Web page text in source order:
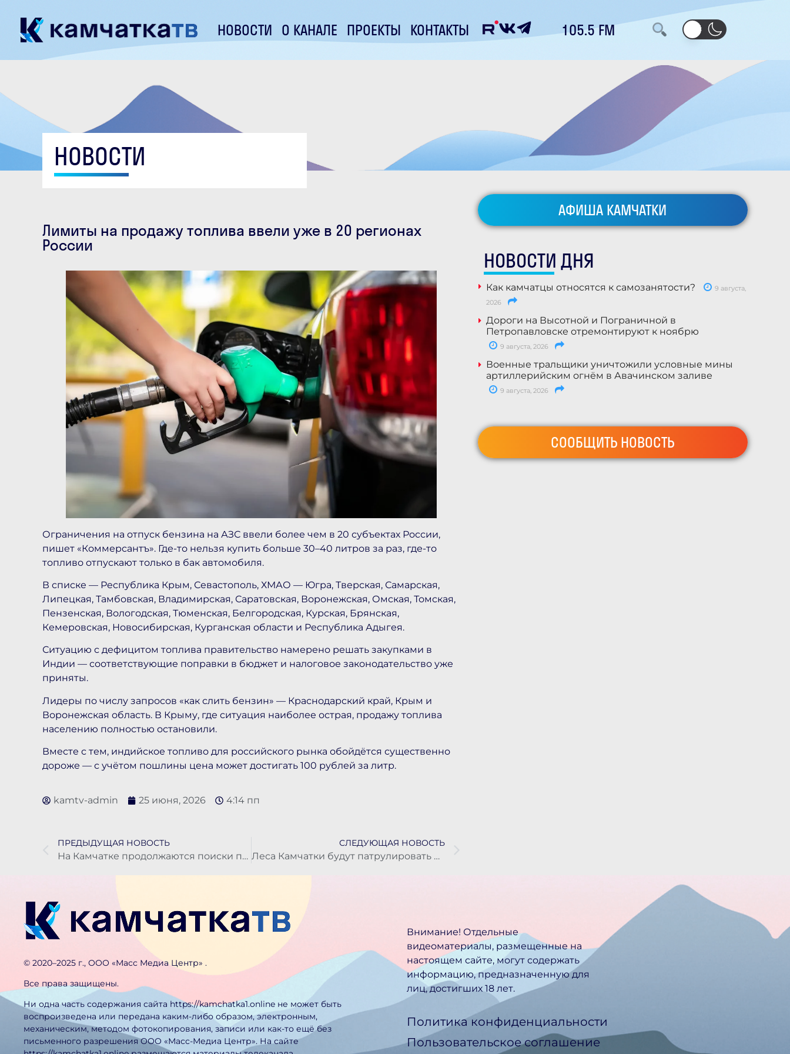
НОВОСТИ О КАНАЛЕ ПРОЕКТЫ КОНТАКТЫ 105.5 FM
НОВОСТИ
Лимиты на продажу топлива ввели уже в 20 регионах
России
Ограничения на отпуск бензина на АЗС ввели более чем в 20 субъектах России,
пишет «Коммерсантъ». Где-то нельзя купить больше 30–40 литров за раз, где-то
топливо отпускают только в бак автомобиля.
В списке — Республика Крым, Севастополь, ХМАО — Югра, Тверская, Самарская,
Липецкая, Тамбовская, Владимирская, Саратовская, Воронежская, Омская, Томская,
Пензенская, Вологодская, Тюменская, Белгородская, Курская, Брянская,
Кемеровская, Новосибирская, Курганская области и Республика Адыгея.
Ситуацию с дефицитом топлива правительство намерено решать закупками в
Индии — соответствующие поправки в бюджет и налоговое законодательство уже
приняты.
Лидеры по числу запросов «как слить бензин» — Краснодарский край, Крым и
Воронежская область. В Крыму, где ситуация наиболее острая, продажу топлива
населению полностью остановили.
Вместе с тем, индийское топливо для российского рынка обойдётся существенно
дороже — с учётом пошлины цена может достигать 100 рублей за литр.
kamtv-admin 25 июня, 2026 4:14 пп
ПРЕДЫДУЩАЯ НОВОСТЬ
На Камчатке продолжаются поиски пропавших в Авачинском заливе троих рыбаков
СЛЕДУЮЩАЯ НОВОСТЬ
Леса Камчатки будут патрулировать с воздуха: на авиаразведку выделили девять миллионов рублей
АФИША КАМЧАТКИ
НОВОСТИ ДНЯ
Как камчатцы относятся к самозанятости?
9 августа,
2026
Дороги на Высотной и Пограничной в
Петропавловске отремонтируют к ноябрю
9 августа, 2026
Военные тральщики уничтожили условные мины
артиллерийским огнём в Авачинском заливе
9 августа, 2026
СООБЩИТЬ НОВОСТЬ
©️ 2020–2025 г., ООО «Масс Медиа Центр» .
Все права защищены.
Ни одна часть содержания сайта https://kamchatka1.online не может быть
воспроизведена или передана каким-либо образом, электронным,
механическим, методом фотокопирования, записи или как-то ещё без
письменного разрешения ООО «Масс-Медиа Центр». На сайте
Внимание! Отдельные
видеоматериалы, размещенные на
настоящем сайте, могут содержать
информацию, предназначен­ную для
лиц, достигших 18 лет.
Политика конфиденциальности
Пользовательское соглашение